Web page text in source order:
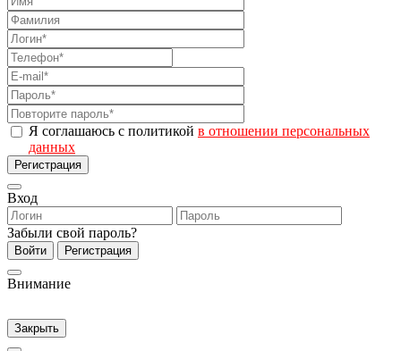
Я соглашаюсь с политикой в отношении персональных
данных
Регистрация
Вход
Забыли свой пароль?
Войти Регистрация
Внимание
Закрыть